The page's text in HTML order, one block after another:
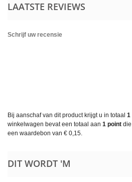
LAATSTE REVIEWS
Schrijf uw recensie
Bij aanschaf van dit product krijgt u in totaal 1
winkelwagen bevat een totaal aan 1 point
een waardebon van € 0,15.
DIT WORDT 'M